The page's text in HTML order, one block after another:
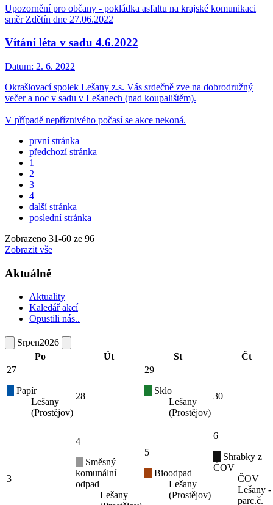
Upozornění pro občany - pokládka asfaltu na krajské komunikaci
směr Zdětín dne 27.06.2022
Vítání léta v sadu 4.6.2022
Datum: 2. 6. 2022
Okrašlovací spolek Lešany z.s. Vás srdečně zve na dobrodružný
večer a noc v sadu v Lešanech (nad koupalištěm).
V případě nepříznivého počasí se akce nekoná.
první stránka
předchozí stránka
1
2
3
4
další stránka
poslední stránka
Zobrazeno 31-60 ze 96
Zobrazit vše
Aktuálně
Aktuality
Kaledář akcí
Opustili nás..
Srpen2026
Po
Út St
Čt
27
Papír
Lešany
(Prostějov)
28
29
Sklo
Lešany
(Prostějov)
30
3
4
Směsný
komunální
odpad
Lešany
5
Bioodpad
Lešany
(Prostějov)
6
Shrabky z
ČOV
ČOV
Lešany -
parc.č.